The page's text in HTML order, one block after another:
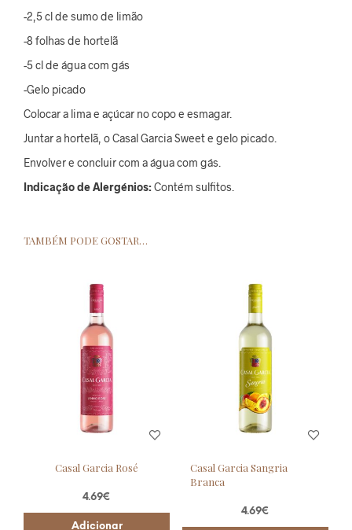
-2,5 cl de sumo de limão
-8 folhas de hortelã
-5 cl de água com gás
-Gelo picado
Colocar a lima e açúcar no copo e esmagar.
Juntar a hortelã, o Casal Garcia Sweet e gelo picado.
Envolver e concluir com a água com gás.
Indicação de Alergénios:Contém sulfitos.
TAMBÉM PODE GOSTAR…
Casal Garcia Rosé
4.69€
Adicionar
Casal Garcia Sangria
Branca
4.69€